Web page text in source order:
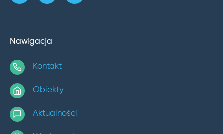
Nawigacja
Kontakt
Obiekty
Aktualności